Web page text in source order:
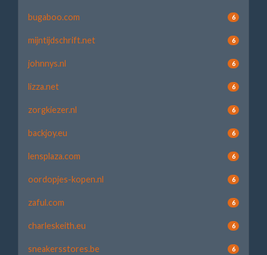
bugaboo.com 6
mijntijdschrift.net 6
johnnys.nl 6
lizza.net 6
zorgkiezer.nl 6
backjoy.eu 6
lensplaza.com 6
oordopjes-kopen.nl 6
zaful.com 6
charleskeith.eu 6
sneakersstores.be 6